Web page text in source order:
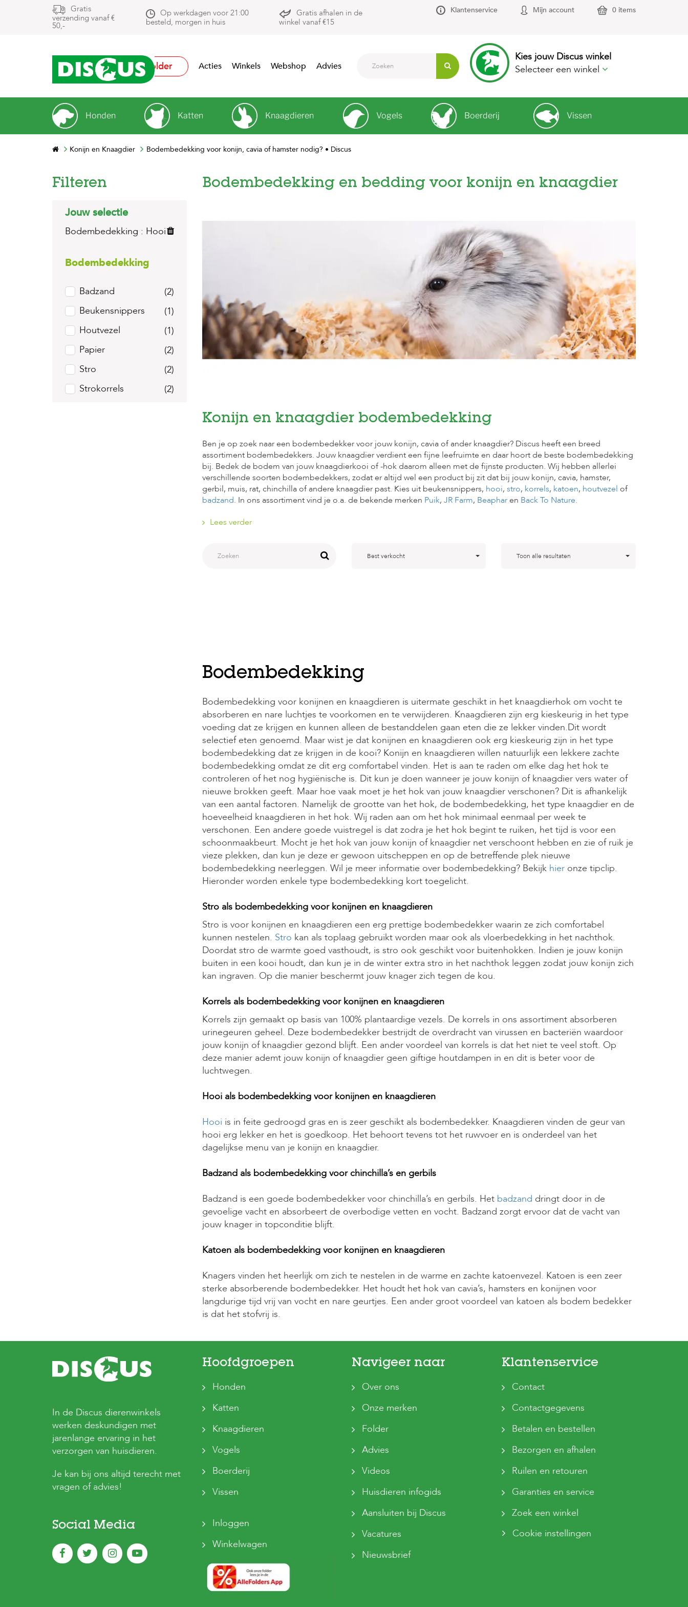
Gratis
verzending vanaf €
50,-
Op werkdagen voor 21:00
besteld, morgen in huis
Gratis afhalen in de
winkel vanaf €15
Klantenservice Mijn account 0 items
Folder Acties Winkels Webshop Advies
Kies jouw Discus winkel
Selecteer een winkel
Honden Katten Knaagdieren Vogels Boerderij Vissen
Konijn en Knaagdier Bodembedekking voor konijn, cavia of hamster nodig? • Discus
Filteren
Jouw selectie
Bodembedekking : Hooi
Bodembedekking
Badzand
(2)
Beukensnippers
(1)
Houtvezel
(1)
Papier
(2)
Stro
(2)
Strokorrels
(2)
Bodembedekking en bedding voor konijn en knaagdier
Konijn en knaagdier bodembedekking
Ben je op zoek naar een bodembedekker voor jouw konijn, cavia of ander knaagdier? Discus heeft een breed
assortiment bodembedekkers. Jouw knaagdier verdient een fijne leefruimte en daar hoort de beste bodembedekking
bij. Bedek de bodem van jouw knaagdierkooi of -hok daarom alleen met de fijnste producten. Wij hebben allerlei
verschillende soorten bodembedekkers, zodat er altijd wel een product bij zit dat bij jouw konijn, cavia, hamster,
gerbil, muis, rat, chinchilla of andere knaagdier past. Kies uit beukensnippers, hooi, stro, korrels, katoen, houtvezel of
badzand. In ons assortiment vind je o.a. de bekende merken Puik, JR Farm, Beapharen Back To Nature.
Lees verder
Best verkocht Toon alle resultaten
Bodembedekking
Bodembedekking voor konijnen en knaagdieren is uitermate geschikt in het knaagdierhok om vocht te
absorberen en nare luchtjes te voorkomen en te verwijderen. Knaagdieren zijn erg kieskeurig in het type
voeding dat ze krijgen en kunnen alleen de bestanddelen gaan eten die ze lekker vinden.Dit wordt
selectief eten genoemd. Maar wist je dat konijnen en knaagdieren ook erg kieskeurig zijn in het type
bodembedekking dat ze krijgen in de kooi? Konijn en knaagdieren willen natuurlijk een lekkere zachte
bodembedekking omdat ze dit erg comfortabel vinden. Het is aan te raden om elke dag het hok te
controleren of het nog hygiënische is. Dit kun je doen wanneer je jouw konijn of knaagdier vers water of
nieuwe brokken geeft. Maar hoe vaak moet je het hok van jouw knaagdier verschonen? Dit is afhankelijk
van een aantal factoren. Namelijk de grootte van het hok, de bodembedekking, het type knaagdier en de
hoeveelheid knaagdieren in het hok. Wij raden aan om het hok minimaal eenmaal per week te
verschonen. Een andere goede vuistregel is dat zodra je het hok begint te ruiken, het tijd is voor een
schoonmaakbeurt. Mocht je het hok van jouw konijn of knaagdier net verschoont hebben en zie of ruik je
vieze plekken, dan kun je deze er gewoon uitscheppen en op de betreffende plek nieuwe
bodembedekking neerleggen. Wil je meer informatie over bodembedekking? Bekijk hieronze tipclip.
Hieronder worden enkele type bodembedekking kort toegelicht.
Stro als bodembedekking voor konijnen en knaagdieren
Stro is voor konijnen en knaagdieren een erg prettige bodembedekker waarin ze zich comfortabel
kunnen nestelen. Stro kan als toplaag gebruikt worden maar ook als vloerbedekking in het nachthok.
Doordat stro de warmte goed vasthoudt, is stro ook geschikt voor buitenhokken. Indien je jouw konijn
buiten in een kooi houdt, dan kun je in de winter extra stro in het nachthok leggen zodat jouw konijn zich
kan ingraven. Op die manier beschermt jouw knager zich tegen de kou.
Korrels als bodembedekking voor konijnen en knaagdieren
Korrels zijn gemaakt op basis van 100% plantaardige vezels. De korrels in ons assortiment absorberen
urinegeuren geheel. Deze bodembedekker bestrijdt de overdracht van virussen en bacteriën waardoor
jouw konijn of knaagdier gezond blijft. Een ander voordeel van korrels is dat het niet te veel stoft. Op
deze manier ademt jouw konijn of knaagdier geen giftige houtdampen in en dit is beter voor de
luchtwegen.
Hooi als bodembedekking voor konijnen en knaagdieren
Hooi is in feite gedroogd gras en is zeer geschikt als bodembedekker. Knaagdieren vinden de geur van
hooi erg lekker en het is goedkoop. Het behoort tevens tot het ruwvoer en is onderdeel van het
dagelijkse menu van je konijn en knaagdier.
Badzand als bodembedekking voor chinchilla’s en gerbils
Badzand is een goede bodembedekker voor chinchilla’s en gerbils. Het badzand dringt door in de
gevoelige vacht en absorbeert de overbodige vetten en vocht. Badzand zorgt ervoor dat de vacht van
jouw knager in topconditie blijft.
Katoen als bodembedekking voor konijnen en knaagdieren
Knagers vinden het heerlijk om zich te nestelen in de warme en zachte katoenvezel. Katoen is een zeer
sterke absorberende bodembedekker. Het houdt het hok van cavia’s, hamsters en konijnen voor
langdurige tijd vrij van vocht en nare geurtjes. Een ander groot voordeel van katoen als bodem bedekker
is dat het stofvrij is.
In de Discus dierenwinkels
werken deskundigen met
jarenlange ervaring in het
verzorgen van huisdieren.
Je kan bij ons altijd terecht met
vragen of advies!
Social Media
Hoofdgroepen
Honden
Katten
Knaagdieren
Vogels
Boerderij
Vissen
Inloggen
Winkelwagen
Navigeer naar
Over ons
Onze merken
Folder
Advies
Videos
Huisdieren infogids
Aansluiten bij Discus
Vacatures
Nieuwsbrief
Klantenservice
Contact
Contactgegevens
Betalen en bestellen
Bezorgen en afhalen
Ruilen en retouren
Garanties en service
Zoek een winkel
Cookie instellingen